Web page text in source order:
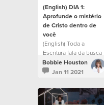
(English) DIA 1:
Aprofunde o mistério
de Cristo dentro de
você
(English) Toda a
Escritura fala da busca
de significado e
propósito.
Bobbie Houston
Jan 11 2021